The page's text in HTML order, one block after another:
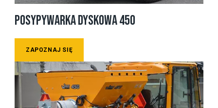
POSYPYWARKA DYSKOWA 450
ZAPOZNAJ SIĘ